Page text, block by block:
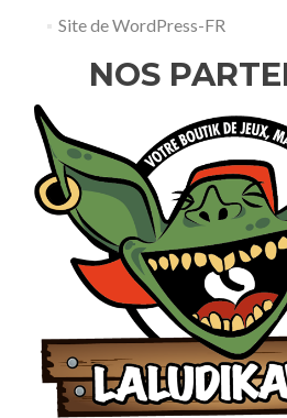
Site de WordPress-FR
NOS